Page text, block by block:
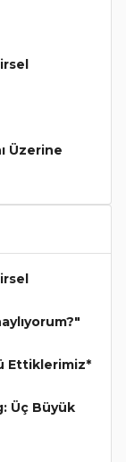
Üzerine
Ettiklerimiz*
Üç Büyük